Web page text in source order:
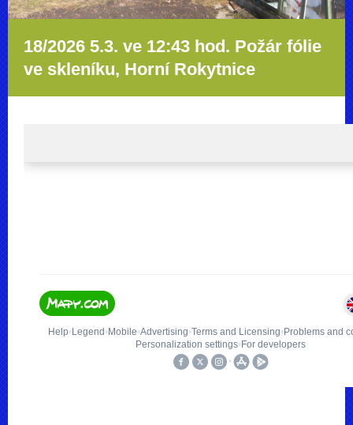
18/2026 5.3. ve 12:43 hod. Požár fólie
ve skleníku, Horní Rokytnice